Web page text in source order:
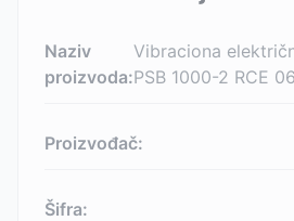
Naziv
proizvoda:
Vibraciona
PSB 1000-2 RCE
Proizvođač:
Šifra: